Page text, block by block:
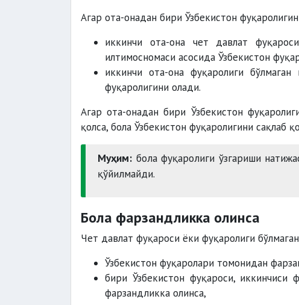
Агар ота-онадан бири Ўзбекистон
иккинчи ота-она чет давлат
илтимосномаси асосида Ўзбекистон
иккинчи ота-она фуқаролиги
фуқаролигини олади.
Агар ота-онадан бири Ўзбекистон
қолса, бола Ўзбекистон фуқаролигини сақлаб
Муҳим: бола фуқаролиги ўзгариши
қўйилмайди.
Бола фарзандликка олинса
Чет давлат фуқароси ёки фуқаролиги
Ўзбекистон фуқаролари томонидан
бири Ўзбекистон фуқароси, иккинчиси
фарзандликка олинса,